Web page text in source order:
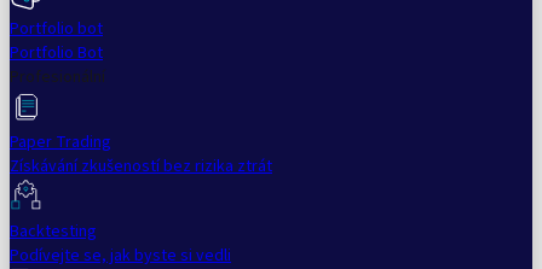
Portfolio bot
Portfolio Bot
Profesionální
Paper Trading
Získávání zkušeností bez rizika ztrát
Backtesting
Podívejte se, jak byste si vedli